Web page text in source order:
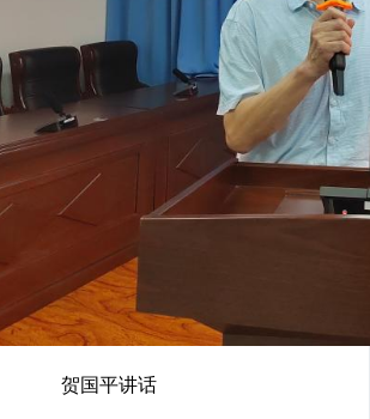
贺国平讲话